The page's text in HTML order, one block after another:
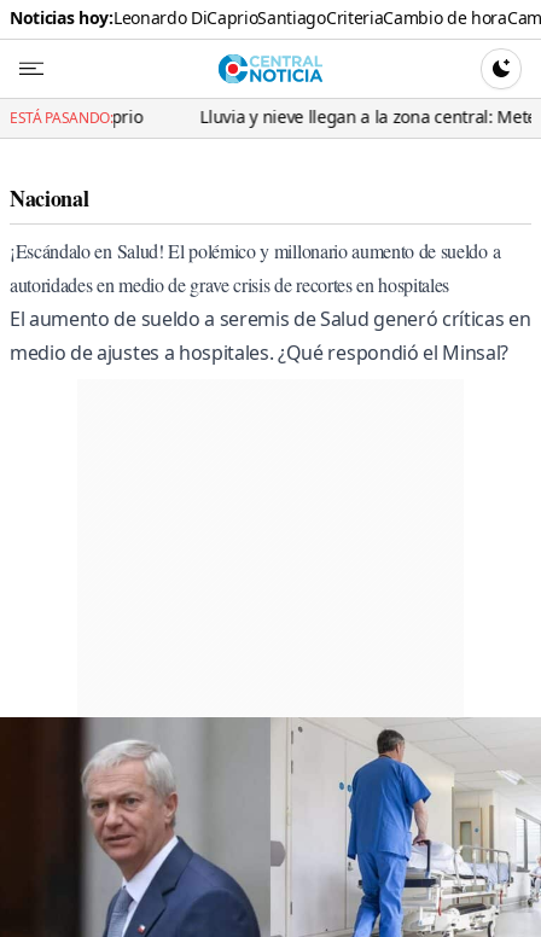
Noticias hoy:Leonardo DiCaprioSantiagoCriteriaCambio de hora
Central
ESTÁ PASANDO:Lluvia y nieve llegan a la zona central: Meteorología
Nacional
¡Escándalo en Salud! El polémico y millonario aumento de sueldo a
autoridades en medio de grave crisis de recortes en hospitales
El aumento de sueldo a seremis de Salud generó críticas en
medio de ajustes a hospitales. ¿Qué respondió el Minsal?